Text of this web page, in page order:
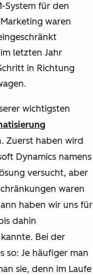
System für den
waren
letzten Jahr
in Richtung
wichtigsten
Zuerst haben wird
Dynamics namens
versucht, aber
waren
haben wir uns für
dahin
Bei der
so: Je häufiger man
sie, denn im Laufe